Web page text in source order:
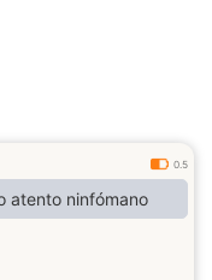
0.5
Descomplicado atento ninfómano